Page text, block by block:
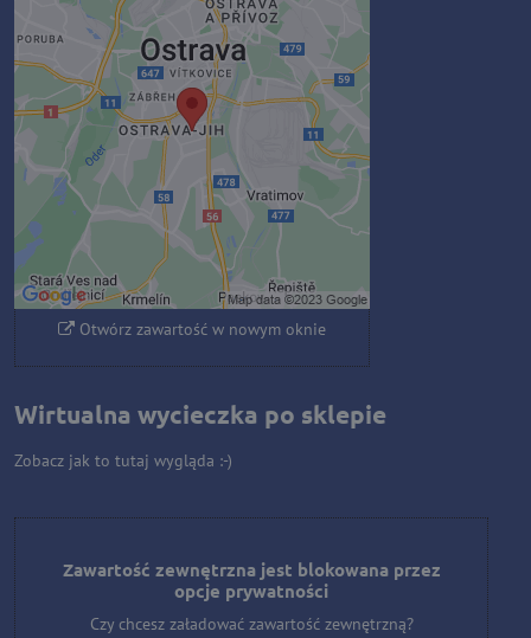
Zawartość zewnętrzna jest
blokowana przez opcje
prywatności
Czy chcesz załadować zawartość
zewnętrzną?
Zezwól raz
Zezwalaj zawsze - zgadzam się z
typem pliku cookie: Funkcjonalny
Otwórz zawartość w nowym oknie
Wirtualna wycieczka po sklepie
Zobacz jak to tutaj wygląda :-)
Zawartość zewnętrzna jest blokowana przez
opcje prywatności
Czy chcesz załadować zawartość zewnętrzną?